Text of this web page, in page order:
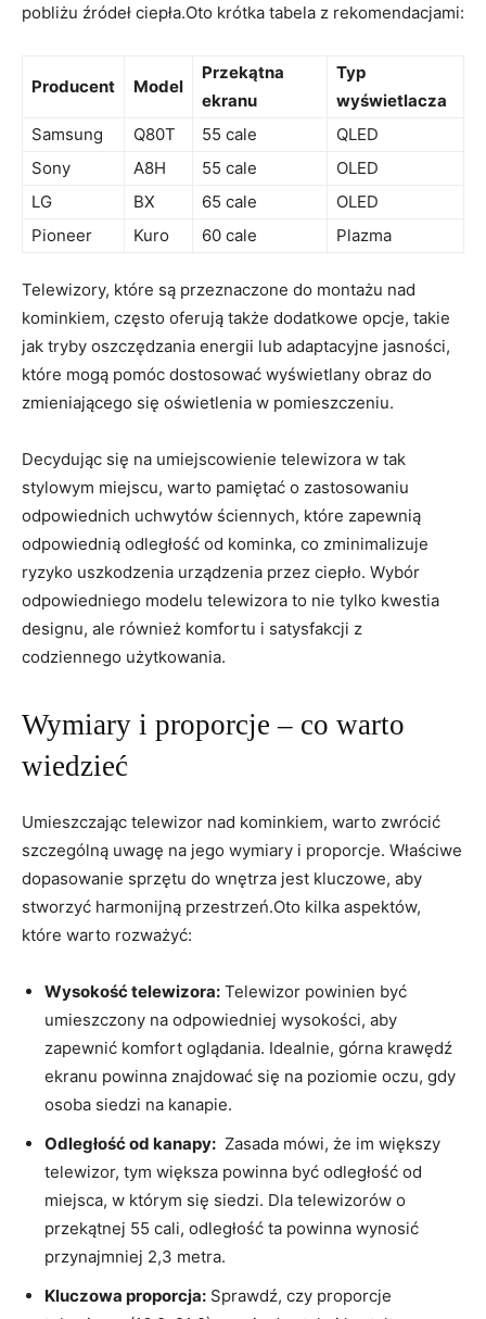
pobliżu ​źródeł ciepła.Oto krótka tabela z ⁢rekomendacjami:
Producent Model
Przekątna
⁢ekranu
Typ
wyświetlacza
Samsung
Q80T 55 cale
QLED
Sony
A8H 55 cale
OLED
LG
BX 65 cale
OLED
Pioneer
Kuro 60 cale Plazma
Telewizory, które są przeznaczone do montażu nad
kominkiem, często oferują także dodatkowe opcje, takie
jak tryby oszczędzania energii lub adaptacyjne jasności,
które mogą pomóc dostosować wyświetlany obraz do
⁣zmieniającego się oświetlenia w‌ pomieszczeniu.
Decydując się na umiejscowienie telewizora⁣ w tak
stylowym miejscu, warto pamiętać​ o zastosowaniu⁢
odpowiednich uchwytów ściennych, które zapewnią
odpowiednią odległość od kominka, co zminimalizuje ​
ryzyko uszkodzenia urządzenia przez ciepło. Wybór
odpowiedniego modelu telewizora to nie tylko ⁢kwestia
designu,⁣ ale również‍ komfortu i satysfakcji⁣ z
codziennego użytkowania.
Wymiary i proporcje – ⁣co ‌warto
wiedzieć
Umieszczając telewizor nad kominkiem, warto zwrócić
szczególną uwagę na ⁢jego wymiary i⁢ proporcje. Właściwe
dopasowanie sprzętu do wnętrza jest​ kluczowe, aby
‌stworzyć harmonijną ​przestrzeń.Oto kilka aspektów,
które ⁢warto rozważyć:
Wysokość telewizora: Telewizor powinien być
umieszczony na odpowiedniej wysokości, aby
zapewnić komfort oglądania. ⁤Idealnie, górna krawędź
ekranu⁢ powinna znajdować się na‍ poziomie ​oczu, gdy
osoba siedzi na kanapie.
Odległość od kanapy: ⁢ Zasada mówi, że im większy
telewizor, tym większa powinna być odległość od
miejsca, w którym się siedzi. ‍Dla telewizorów ⁤o
przekątnej 55 cali, odległość ta powinna wynosić
przynajmniej 2,3 ​metra.
Kluczowa proporcja: Sprawdź, czy proporcje